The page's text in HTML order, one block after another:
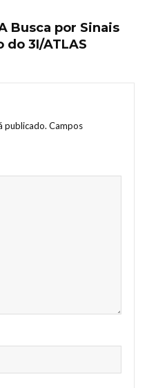
Busca por Sinais
do 3I/ATLAS
publicado. Campos